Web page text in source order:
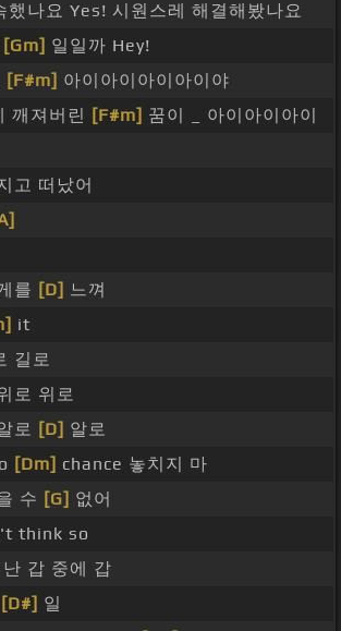
했나요 Yes! 시원스레 해결해봤나요
[Gm] 일일까 Hey!
[F#m] 아이아이아이아이야
깨져버린 [F#m] 꿈이 _ 아이아이아이
고 떠났어
를 [D] 느껴
it
길로
로 위로
로 [D] 알로
[Dm] chance 놓치지 마
수 [G] 없어
think so
난 갑 중에 갑
[D#] 일